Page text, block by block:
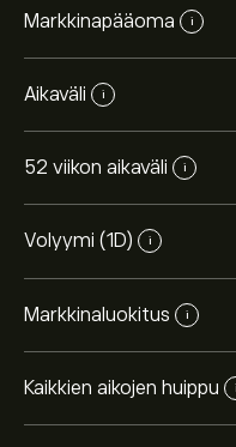
Markkinapääoma i
Aikaväli i
52 viikon aikaväli i
Volyymi (1D) i
Markkinaluokitus i
Kaikkien aikojen huippu i